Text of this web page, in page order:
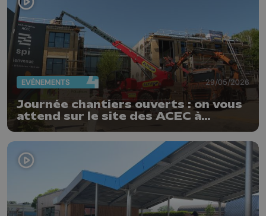
EVÈNEMENTS 29/05/2026
Journée chantiers ouverts : on vous
attend sur le site des ACEC à
Herstal